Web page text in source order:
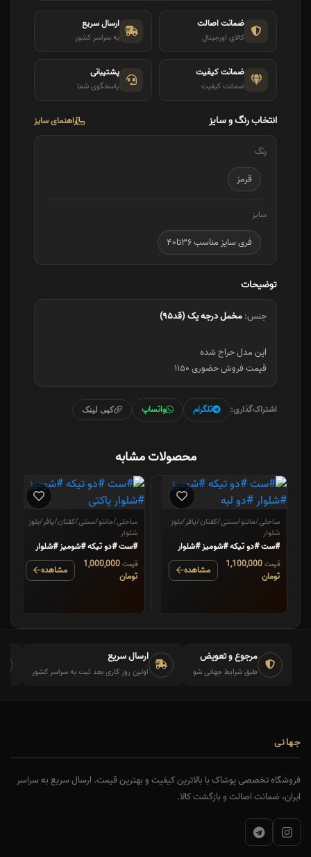
ضمانت اصالت
کالای اورجینال
ارسال سریع
به سراسر کشور
ضمانت کیفیت
ضمانت کیفیت
پشتیبانی
پاسخگوی شما
انتخاب رنگ و سایز راهنمای سایز
رنگ
قرمز
سایز
فری سایز مناسب ۳۶تا۴۰
توضیحات
جنس:مخمل درجه یک (قد۹۵)
قیمت فروش حضوری ۱۱۵۰
اشتراک‌گذاری: تلگرام واتساپ کپی لینک
محصولات مشابه
ساحلی/مانتو/سنتی/کفتان/پافر/بلوز
شلوار
#ست #دو تیکه #شومیز #شلوار
#دو لبه
قیمت1,100,000
تومان
مشاهده
ساحلی/مانتو/سنتی/کفتان/پافر/بلوز
شلوار
#ست #دو تیکه #شومیز #شلوار
پاکتی
قیمت 1,000,000
تومان
مشاهده
مرجوع و تعویض
طبق شرایط جهانی شو
ارسال سریع
اولین روز کاری بعد ثبت به سراسر کشور
جهانی
فروشگاه تخصصی پوشاک با بالاترین کیفیت و بهترین قیمت. ارسال سریع به سراسر
ایران، ضمانت اصالت و بازگشت کالا.